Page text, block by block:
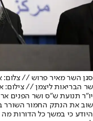
סגן השר מאיר פרוש // צלום:
שר הבריאות ליצמן // צילום:
יו"ר תנועת ש"ס ושר הפנים
שוב את הנתק החמור השורר
היודע כי במשך כל הדורות